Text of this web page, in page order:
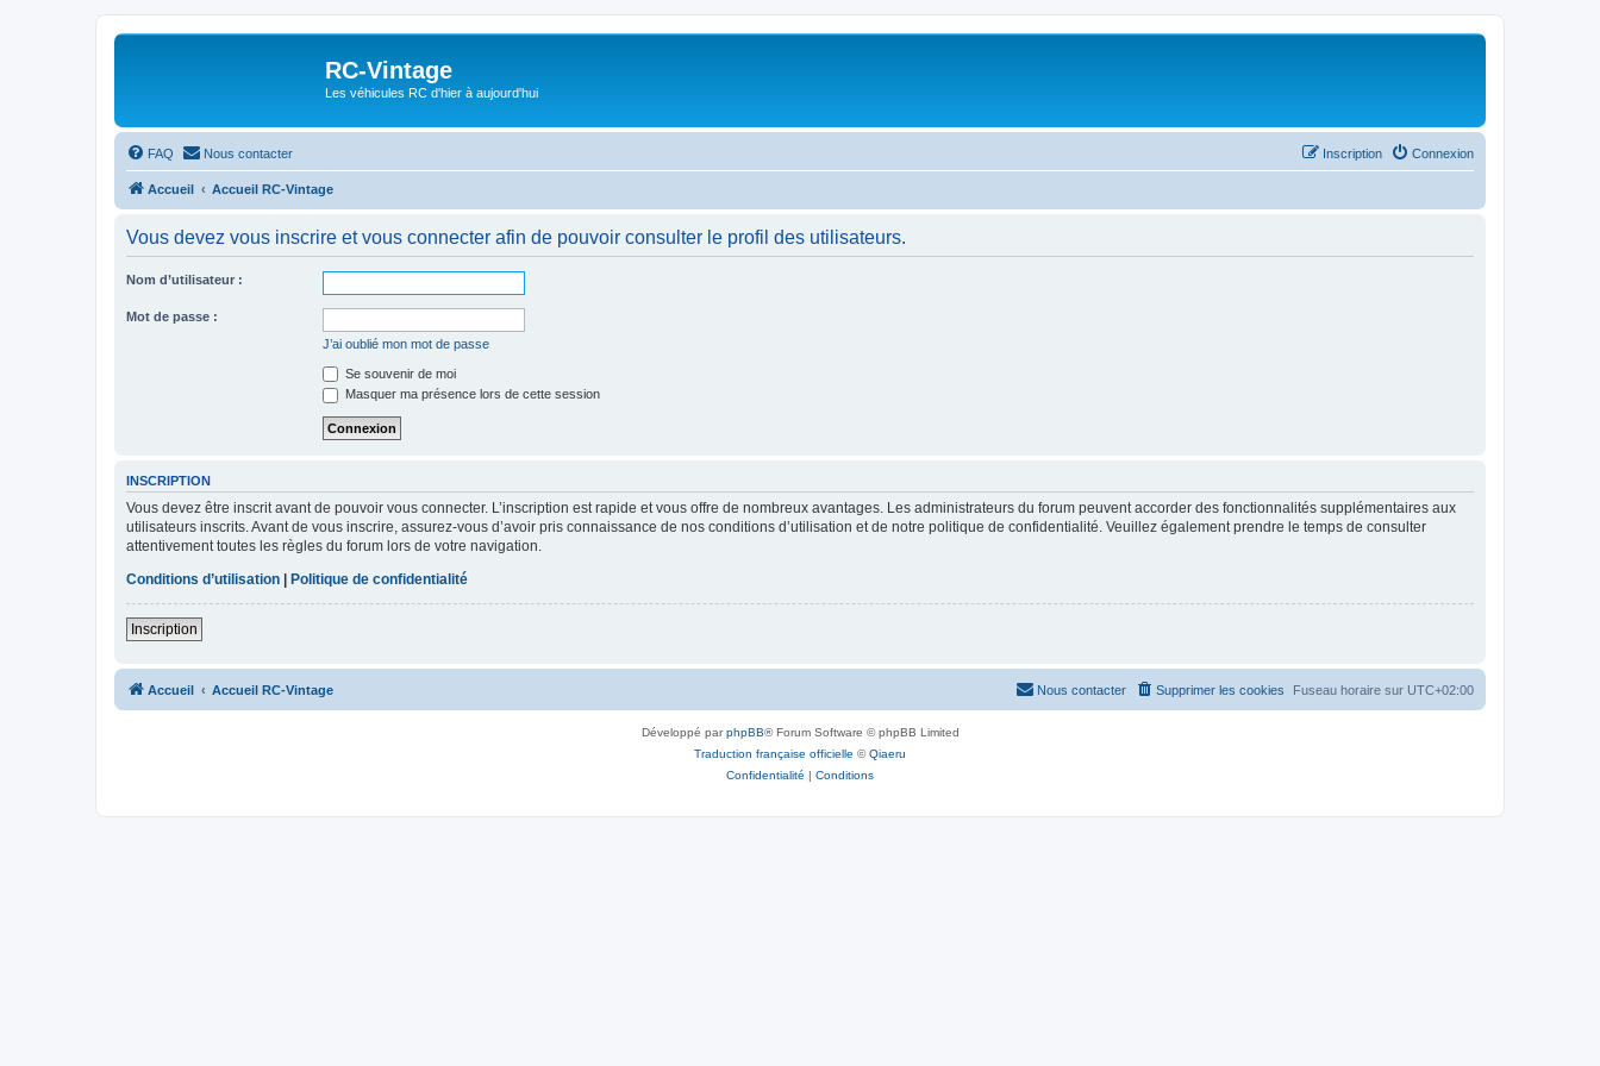
RC-Vintage
Les véhicules RC d'hier à aujourd'hui
FAQ Nous contacter Connexion
Inscription
Accueil Accueil RC-Vintage
Vous devez vous inscrire et vous connecter afin de pouvoir consulter le profil des utilisateurs.
Nom d’utilisateur :
Mot de passe :
J’ai oublié mon mot de passe
Se souvenir de moi
Masquer ma présence lors de cette session
INSCRIPTION
Vous devez être inscrit avant de pouvoir vous connecter. L’inscription est rapide et vous offre de nombreux avantages. Les administrateurs du forum peuvent accorder des fonctionnalités supplémentaires aux
utilisateurs inscrits. Avant de vous inscrire, assurez-vous d’avoir pris connaissance de nos conditions d’utilisation et de notre politique de confidentialité. Veuillez également prendre le temps de consulter
attentivement toutes les règles du forum lors de votre navigation.
Conditions d’utilisation
Politique de confidentialité
Inscription
Accueil Accueil RC-Vintage Fuseau horaire sur UTC+02:00
Supprimer les cookies
Nous contacter
Développé parphpBB® Forum Software © phpBB Limited
Traduction française officielle ©Qiaeru
Confidentialité | Conditions